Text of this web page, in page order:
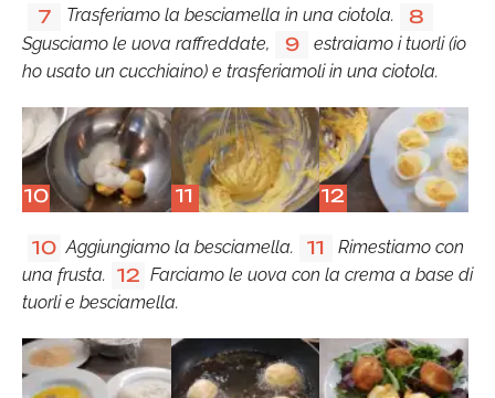
7 Trasferiamo la besciamella in una ciotola. 8
Sgusciamo le uova raffreddate, 9
estraiamo i tuorli (io
ho usato un cucchiaino) e trasferiamoli in una ciotola.
10 11 12
10 Aggiungiamo la besciamella. 11
Rimestiamo con
una frusta. 12 Farciamo le uova con la crema a base di
tuorli e besciamella.